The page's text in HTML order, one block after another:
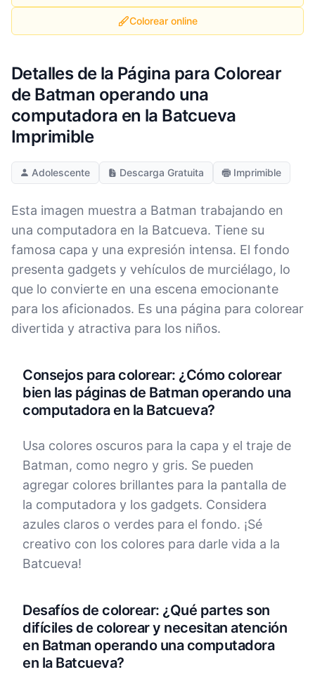
Colorear online
Detalles de la Página para Colorear
de Batman operando una
computadora en la Batcueva
Imprimible
Adolescente Descarga Gratuita Imprimible
Esta imagen muestra a Batman trabajando en
una computadora en la Batcueva. Tiene su
famosa capa y una expresión intensa. El fondo
presenta gadgets y vehículos de murciélago, lo
que lo convierte en una escena emocionante
para los aficionados. Es una página para colorear
divertida y atractiva para los niños.
Consejos para colorear: ¿Cómo colorear
bien las páginas de Batman operando una
computadora en la Batcueva?
Usa colores oscuros para la capa y el traje de
Batman, como negro y gris. Se pueden
agregar colores brillantes para la pantalla de
la computadora y los gadgets. Considera
azules claros o verdes para el fondo. ¡Sé
creativo con los colores para darle vida a la
Batcueva!
Desafíos de colorear: ¿Qué partes son
difíciles de colorear y necesitan atención
en Batman operando una computadora
en la Batcueva?